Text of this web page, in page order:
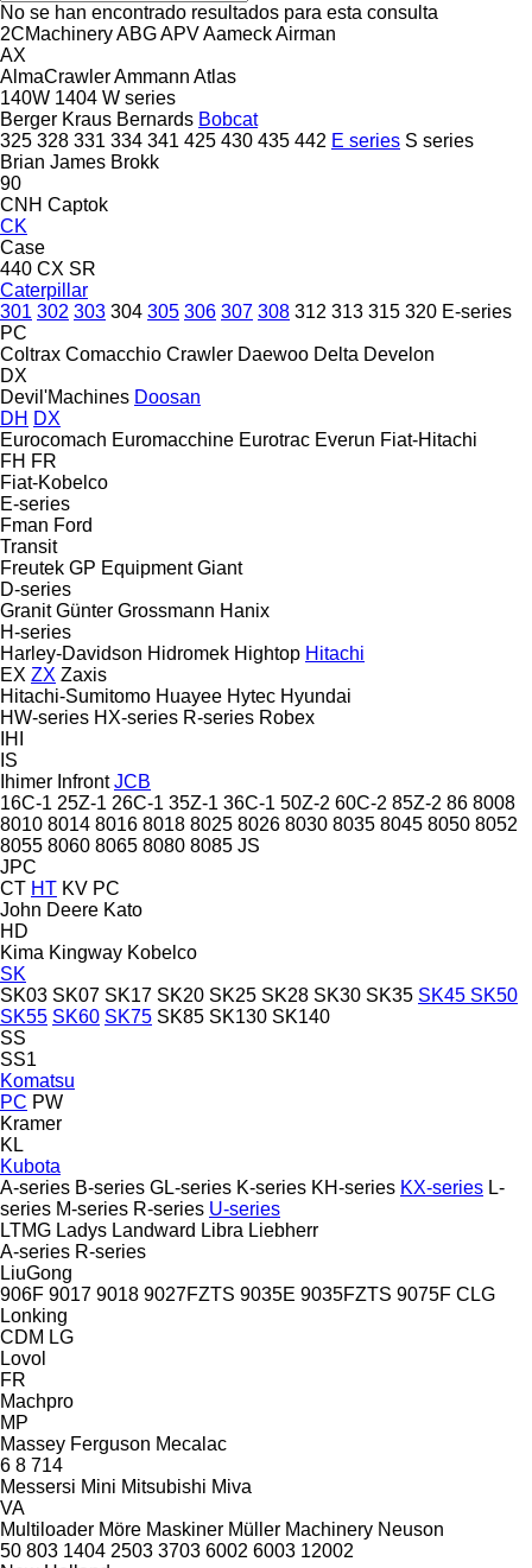
No se han encontrado resultados para esta consulta
2CMachineryABGAPVAameckAirman
AX
AlmaCrawlerAmmann Atlas
140W 1404 W series
Berger Kraus Bernards Bobcat
325 328 331 334 341 425 430 435 442 E series S series
Brian James Brokk
90
CNH Captok
CK
Case
440 CX SR
Caterpillar
301 302 303 304 305 306 307 308 312 313 315 320 E-series
PC
Coltrax Comacchio Crawler Daewoo Delta Develon
DX
Devil'Machines Doosan
DH DX
Eurocomach Euromacchine Eurotrac Everun Fiat-Hitachi
FH FR
Fiat-Kobelco
E-series
Fman Ford
Transit
Freutek GP Equipment Giant
D-series
Granit Günter Grossmann Hanix
H-series
Harley-Davidson Hidromek Hightop Hitachi
EX ZX Zaxis
Hitachi-Sumitomo Huayee Hytec Hyundai
HW-series HX-series R-series Robex
IHI
IS
Ihimer Infront JCB
16C-1 25Z-1 26C-1 35Z-1 36C-1 50Z-2 60C-2 85Z-2 86 8008
8010 8014 8016 8018 8025 8026 8030 8035 8045 8050 8052
8055 8060 8065 8080 8085 JS
JPC
CT HT KV PC
John Deere Kato
HD
Kima Kingway Kobelco
SK
SK03 SK07 SK17 SK20 SK25 SK28 SK30 SK35 SK45 SK50
SK55 SK60 SK75 SK85 SK130 SK140
SS
SS1
Komatsu
PC PW
Kramer
KL
Kubota
A-series B-series GL-series K-series KH-series KX-series L-
series M-series R-series U-series
LTMG Ladys Landward Libra Liebherr
A-series R-series
LiuGong
906F 9017 9018 9027FZTS 9035E 9035FZTS 9075F CLG
Lonking
CDM LG
Lovol
FR
Machpro
MP
Massey Ferguson Mecalac
6 8 714
Messersi Mini Mitsubishi Miva
VA
Multiloader Möre Maskiner Müller Machinery Neuson
50 803 1404 2503 3703 6002 6003 12002